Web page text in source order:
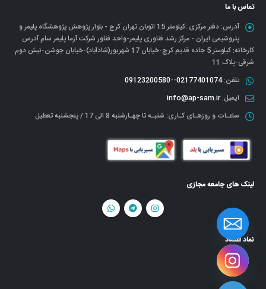
تماس با ما
آدرس:
دفتر مرکزی :کیلومتر 15 اتوبان تهران کرج - بلوار پژوهش پژوهشگاه پلیمر و
پتروشیمی ایران - مرکز رشد فناوری پلیمر-واحد فناور شرکت آزما پلیمر سام آدرس
کارخانه: کیلومتر 5 جاده قدیم کرج-خیابان 17 شهریور(شادآباد)-خیابان جوشن-نبش دوم
شرقی-پلاک 11
تلفن:02177401074
--
09123200580
ایمیل:info@ap-sam.ir
ساعـات و روزهـای کـاری: شنبـه تا چهـارشنبه 8 الی 17 / پنجشنبه تعطیل
لینک های جامعه مجازی
نماد اعتماد